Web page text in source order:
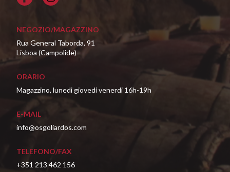
NEGOZIO/MAGAZZINO
Rua General Taborda, 91
Lisboa (Campolide)
ORARIO
Magazzino, lunedi giovedi venerdi 16h-19h
E-MAIL
info@osgoliardos.com
TELEFONO/FAX
+351 213 462 156